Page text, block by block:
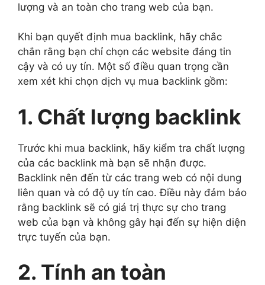
lượng và an toàn cho trang web của bạn.
Khi bạn quyết định mua backlink, hãy chắc
chắn rằng bạn chỉ chọn các website đáng tin
cậy và có uy tín. Một số điều quan trọng cần
xem xét khi chọn dịch vụ mua backlink gồm:
1. Chất lượng backlink
Trước khi mua backlink, hãy kiểm tra chất lượng
của các backlink mà bạn sẽ nhận được.
Backlink nên đến từ các trang web có nội dung
liên quan và có độ uy tín cao. Điều này đảm bảo
rằng backlink sẽ có giá trị thực sự cho trang
web của bạn và không gây hại đến sự hiện diện
trực tuyến của bạn.
2. Tính an toàn